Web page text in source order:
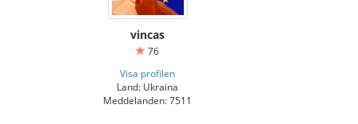
vincas
76
Visa profilen
Land: Ukraina
Meddelanden: 7511